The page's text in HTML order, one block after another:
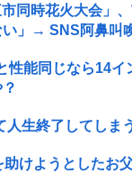
同時花火大会」
い」→ SNS阿鼻叫
性能同じなら14イ
生終了してしま
けようとしたお